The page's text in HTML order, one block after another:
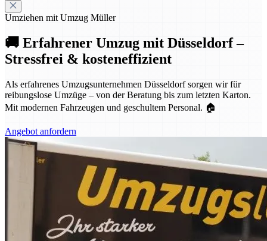
Umziehen mit Umzug Müller
🚚 Erfahrener Umzug mit Düsseldorf –
Stressfrei & kosteneffizient
Als erfahrenes Umzugsunternehmen Düsseldorf sorgen wir für
reibungslose Umzüge – von der Beratung bis zum letzten Karton.
Mit modernen Fahrzeugen und geschultem Personal. 🏠
Angebot anfordern